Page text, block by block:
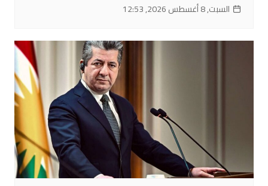
السبت, 8 أغسطس 2026, 12:53